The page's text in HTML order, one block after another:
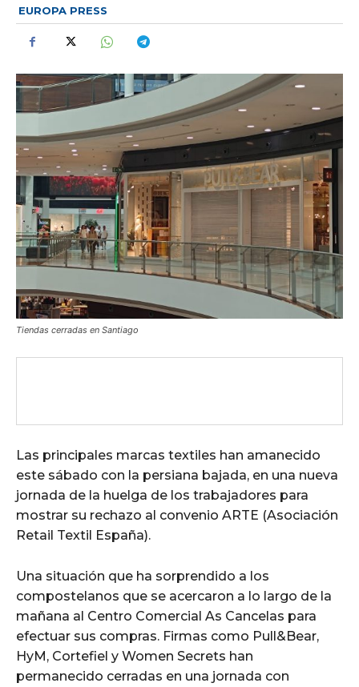
EUROPA PRESS
Tiendas cerradas en Santiago
Las principales marcas textiles han amanecido
este sábado con la persiana bajada, en una nueva
jornada de la huelga de los trabajadores para
mostrar su rechazo al convenio ARTE (Asociación
Retail Textil España).
Una situación que ha sorprendido a los
compostelanos que se acercaron a lo largo de la
mañana al Centro Comercial As Cancelas para
efectuar sus compras. Firmas como Pull&Bear,
HyM, Cortefiel y Women Secrets han
permanecido cerradas en una jornada con